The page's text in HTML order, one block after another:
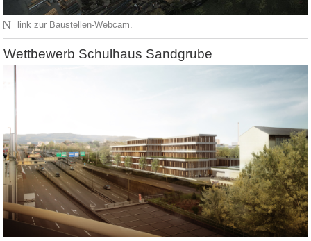
N link zur Baustellen-Webcam.
Wettbewerb Schulhaus Sandgrube